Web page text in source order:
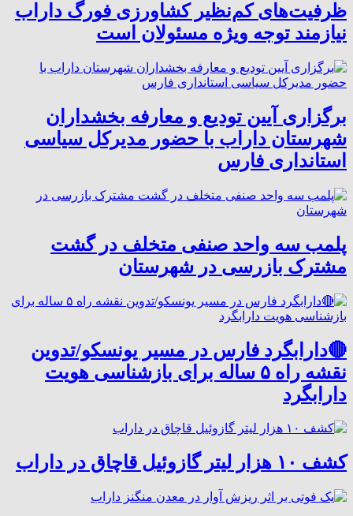
ظرفیت‌های کم‌نظیر کشاورزی فورگ داراب
نیازمند توجه ویژه مسئولان است
برگزاری آیین تودیع و معارفه بخشداران
شهرستان داراب با حضور مدیرکل سیاسی
استانداری فارس
پلمب سه واحد صنفی متخلف در گشت
مشترک بازرسی در شهرستان
🔴دارابگرد فارس در مسیر یونسکو/تدوین
نقشه راه ۵ ساله برای بازشناسی هویت
دارابگرد
کشف ۱۰ هزار لیتر گازوئیل قاچاق در داراب